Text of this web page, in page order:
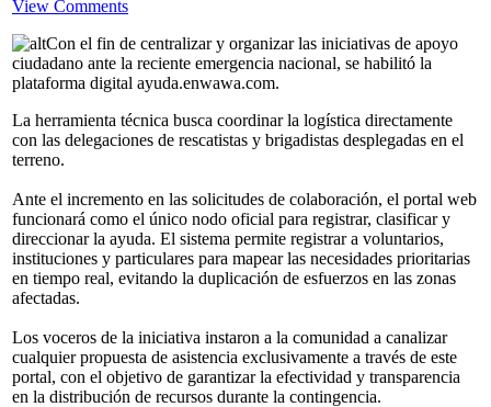
View Comments
Con el fin de centralizar y organizar las iniciativas de apoyo
ciudadano ante la reciente emergencia nacional, se habilitó la
plataforma digital ayuda.enwawa.com.
La herramienta técnica busca coordinar la logística directamente
con las delegaciones de rescatistas y brigadistas desplegadas en el
terreno.
Ante el incremento en las solicitudes de colaboración, el portal web
funcionará como el único nodo oficial para registrar, clasificar y
direccionar la ayuda. El sistema permite registrar a voluntarios,
instituciones y particulares para mapear las necesidades prioritarias
en tiempo real, evitando la duplicación de esfuerzos en las zonas
afectadas.
Los voceros de la iniciativa instaron a la comunidad a canalizar
cualquier propuesta de asistencia exclusivamente a través de este
portal, con el objetivo de garantizar la efectividad y transparencia
en la distribución de recursos durante la contingencia.